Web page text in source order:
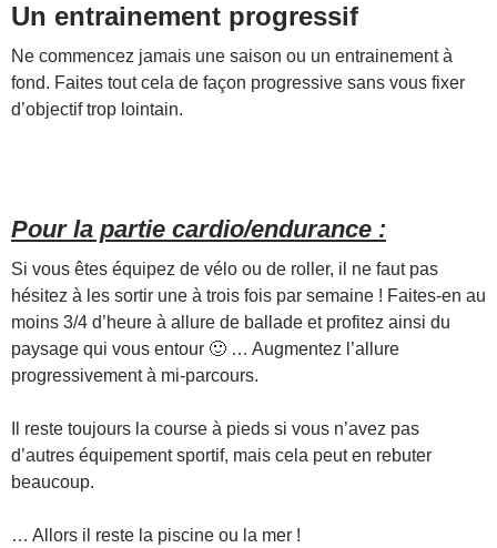
Un entrainement progressif
Ne commencez jamais une saison ou un entrainement à
fond. Faites tout cela de façon progressive sans vous fixer
d’objectif trop lointain.
Pour la partie cardio/endurance :
Si vous êtes équipez de vélo ou de roller, il ne faut pas
hésitez à les sortir une à trois fois par semaine ! Faites-en au
moins 3/4 d’heure à allure de ballade et profitez ainsi du
paysage qui vous entour 🙂 … Augmentez l’allure
progressivement à mi-parcours.
Il reste toujours la course à pieds si vous n’avez pas
d’autres équipement sportif, mais cela peut en rebuter
beaucoup.
… Allors il reste la piscine ou la mer !